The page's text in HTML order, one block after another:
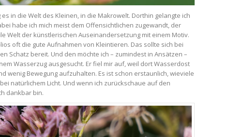
in die Welt des Kleinen, in die Makrowelt. Dorthin gelangte ich
habe ich mich meist dem Offensichtlichen zugewandt, der
Welt der künstlerischen Auseinandersetzung mit einem Motiv.
oft die gute Aufnahmen von Kleintieren. Das sollte sich bei
Schatz bereit. Und den möchte ich – zumindest in Ansätzen –
Wasserzug ausgesucht. Er fiel mir auf, weil dort Wasserdost
wenig Bewegung aufzuhalten. Es ist schon erstaunlich, wieviele
natürlichem Licht. Und wenn ich zurückschaue auf den
dankbar bin.